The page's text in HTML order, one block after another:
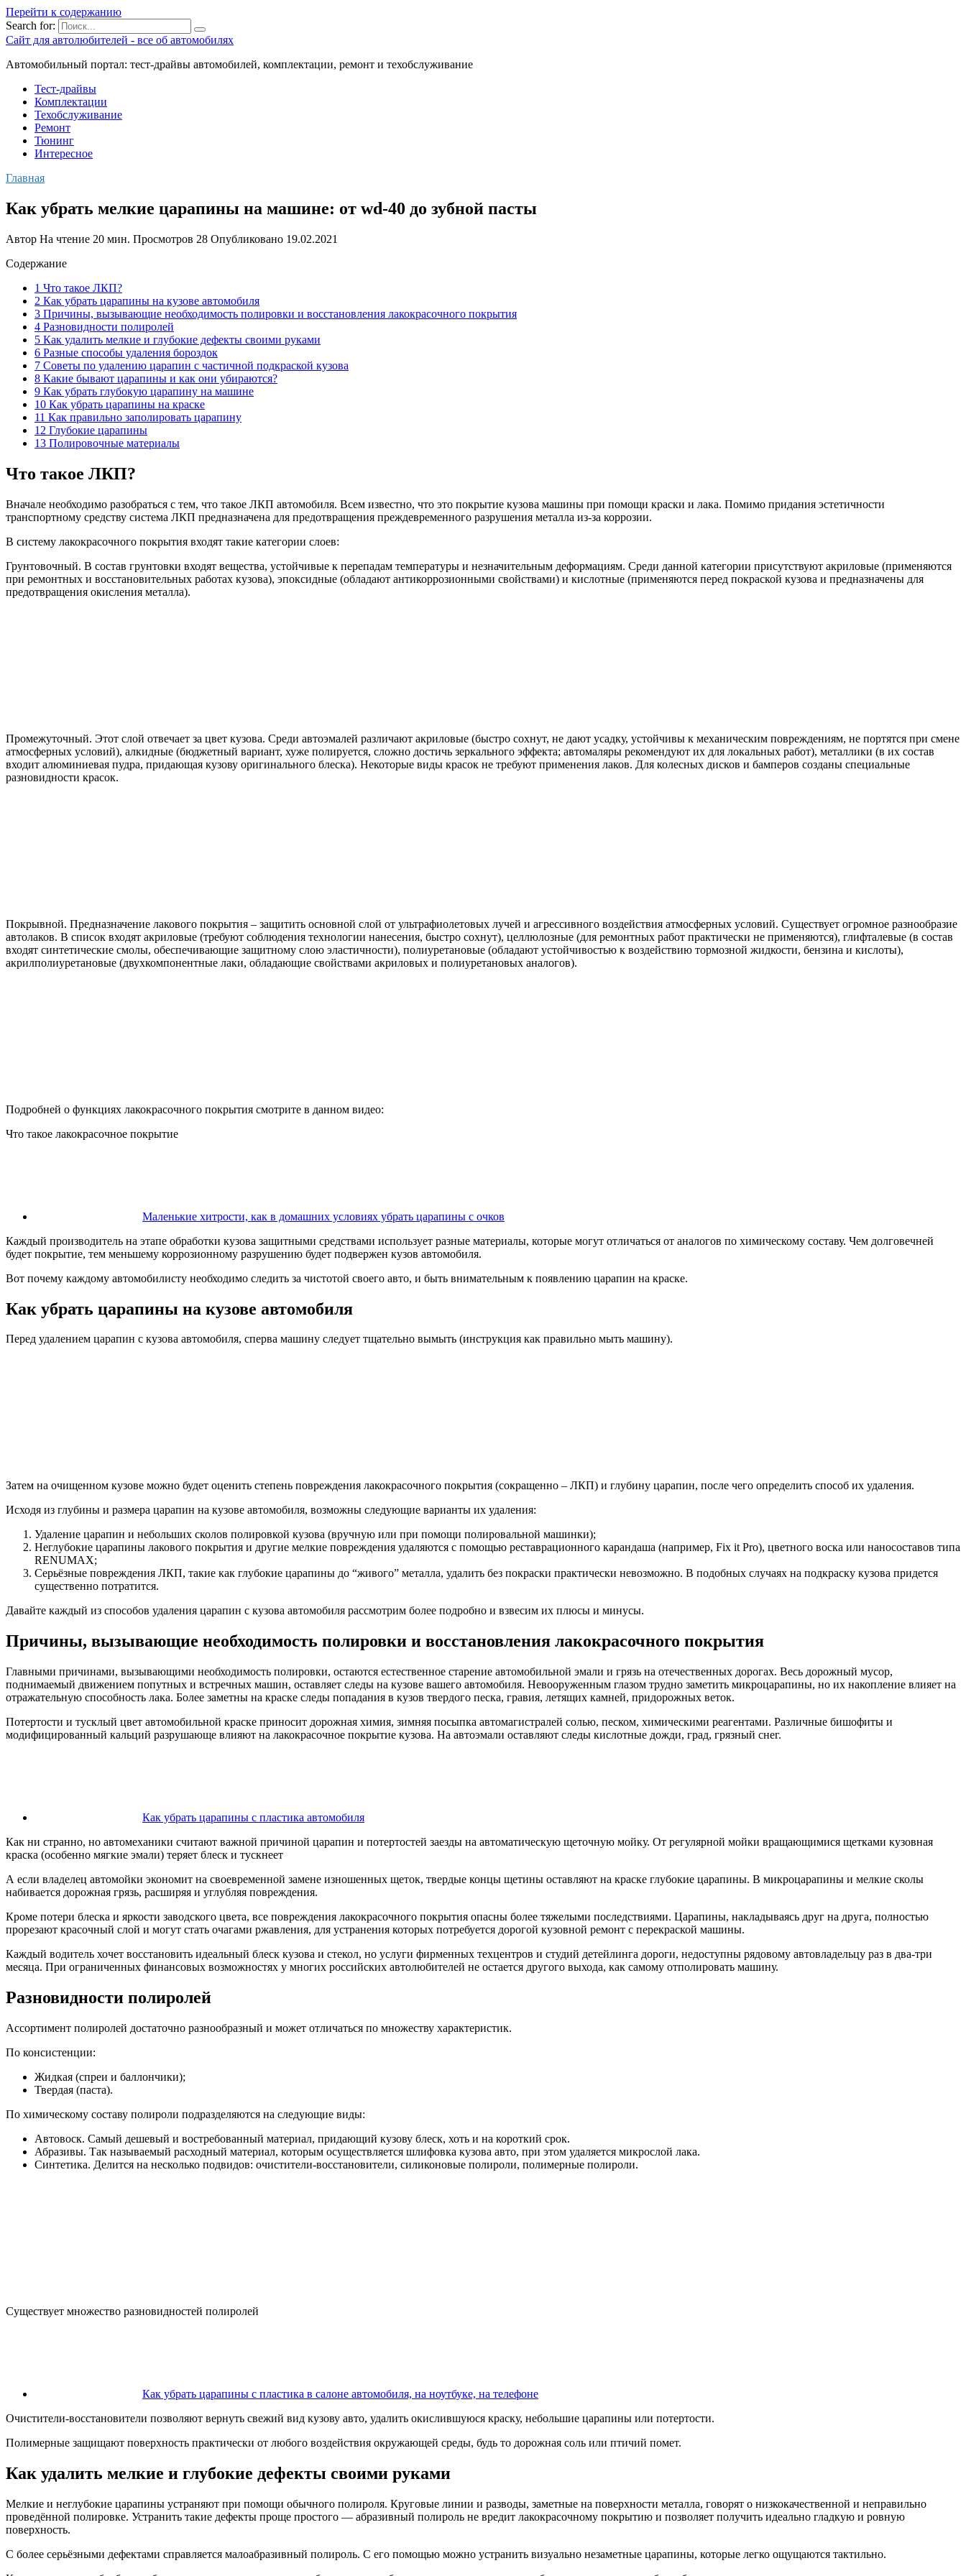
Перейти к содержанию
Search for:
Сайт для автолюбителей - все об автомобилях
Автомобильный портал: тест-драйвы автомобилей, комплектации, ремонт и техобслуживание
Тест-драйвы
Комплектации
Техобслуживание
Ремонт
Тюнинг
Интересное
Главная
Как убрать мелкие царапины на машине: от wd-40 до зубной пасты
Автор На чтение 20 мин. Просмотров 28 Опубликовано 19.02.2021
Содержание
1 Что такое ЛКП?
2 Как убрать царапины на кузове автомобиля
3 Причины, вызывающие необходимость полировки и восстановления лакокрасочного покрытия
4 Разновидности полиролей
5 Как удалить мелкие и глубокие дефекты своими руками
6 Разные способы удаления бороздок
7 Советы по удалению царапин с частичной подкраской кузова
8 Какие бывают царапины и как они убираются?
9 Как убрать глубокую царапину на машине
10 Как убрать царапины на краске
11 Как правильно заполировать царапину
12 Глубокие царапины
13 Полировочные материалы
Что такое ЛКП?
Вначале необходимо разобраться с тем, что такое ЛКП автомобиля. Всем известно, что это покрытие кузова машины при помощи краски и лака. Помимо придания эстетичности
транспортному средству система ЛКП предназначена для предотвращения преждевременного разрушения металла из-за коррозии.
В систему лакокрасочного покрытия входят такие категории слоев:
Грунтовочный. В состав грунтовки входят вещества, устойчивые к перепадам температуры и незначительным деформациям. Среди данной категории присутствуют акриловые (применяются
при ремонтных и восстановительных работах кузова), эпоксидные (обладают антикоррозионными свойствами) и кислотные (применяются перед покраской кузова и предназначены для
предотвращения окисления металла).
Промежуточный. Этот слой отвечает за цвет кузова. Среди автоэмалей различают акриловые (быстро сохнут, не дают усадку, устойчивы к механическим повреждениям, не портятся при смене
атмосферных условий), алкидные (бюджетный вариант, хуже полируется, сложно достичь зеркального эффекта; автомаляры рекомендуют их для локальных работ), металлики (в их состав
входит алюминиевая пудра, придающая кузову оригинального блеска). Некоторые виды красок не требуют применения лаков. Для колесных дисков и бамперов созданы специальные
разновидности красок.
Покрывной. Предназначение лакового покрытия – защитить основной слой от ультрафиолетовых лучей и агрессивного воздействия атмосферных условий. Существует огромное разнообразие
автолаков. В список входят акриловые (требуют соблюдения технологии нанесения, быстро сохнут), целлюлозные (для ремонтных работ практически не применяются), глифталевые (в состав
входят синтетические смолы, обеспечивающие защитному слою эластичности), полиуретановые (обладают устойчивостью к воздействию тормозной жидкости, бензина и кислоты),
акрилполиуретановые (двухкомпонентные лаки, обладающие свойствами акриловых и полиуретановых аналогов).
Подробней о функциях лакокрасочного покрытия смотрите в данном видео:
Что такое лакокрасочное покрытие
Маленькие хитрости, как в домашних условиях убрать царапины с очков
Каждый производитель на этапе обработки кузова защитными средствами использует разные материалы, которые могут отличаться от аналогов по химическому составу. Чем долговечней
будет покрытие, тем меньшему коррозионному разрушению будет подвержен кузов автомобиля.
Вот почему каждому автомобилисту необходимо следить за чистотой своего авто, и быть внимательным к появлению царапин на краске.
Как убрать царапины на кузове автомобиля
Перед удалением царапин с кузова автомобиля, сперва машину следует тщательно вымыть (инструкция как правильно мыть машину).
Затем на очищенном кузове можно будет оценить степень повреждения лакокрасочного покрытия (сокращенно – ЛКП) и глубину царапин, после чего определить способ их удаления.
Исходя из глубины и размера царапин на кузове автомобиля, возможны следующие варианты их удаления:
Удаление царапин и небольших сколов полировкой кузова (вручную или при помощи полировальной машинки);
Неглубокие царапины лакового покрытия и другие мелкие повреждения удаляются с помощью реставрационного карандаша (например, Fix it Pro), цветного воска или наносоставов типа
RENUMAX;
Серьёзные повреждения ЛКП, такие как глубокие царапины до “живого” металла, удалить без покраски практически невозможно. В подобных случаях на подкраску кузова придется
существенно потратится.
Давайте каждый из способов удаления царапин с кузова автомобиля рассмотрим более подробно и взвесим их плюсы и минусы.
Причины, вызывающие необходимость полировки и восстановления лакокрасочного покрытия
Главными причинами, вызывающими необходимость полировки, остаются естественное старение автомобильной эмали и грязь на отечественных дорогах. Весь дорожный мусор,
поднимаемый движением попутных и встречных машин, оставляет следы на кузове вашего автомобиля. Невооруженным глазом трудно заметить микроцарапины, но их накопление влияет на
отражательную способность лака. Более заметны на краске следы попадания в кузов твердого песка, гравия, летящих камней, придорожных веток.
Потертости и тусклый цвет автомобильной краске приносит дорожная химия, зимняя посыпка автомагистралей солью, песком, химическими реагентами. Различные бишофиты и
модифицированный кальций разрушающе влияют на лакокрасочное покрытие кузова. На автоэмали оставляют следы кислотные дожди, град, грязный снег.
Как убрать царапины с пластика автомобиля
Как ни странно, но автомеханики считают важной причиной царапин и потертостей заезды на автоматическую щеточную мойку. От регулярной мойки вращающимися щетками кузовная
краска (особенно мягкие эмали) теряет блеск и тускнеет
А если владелец автомойки экономит на своевременной замене изношенных щеток, твердые концы щетины оставляют на краске глубокие царапины. В микроцарапины и мелкие сколы
набивается дорожная грязь, расширяя и углубляя повреждения.
Кроме потери блеска и яркости заводского цвета, все повреждения лакокрасочного покрытия опасны более тяжелыми последствиями. Царапины, накладываясь друг на друга, полностью
прорезают красочный слой и могут стать очагами ржавления, для устранения которых потребуется дорогой кузовной ремонт с перекраской машины.
Каждый водитель хочет восстановить идеальный блеск кузова и стекол, но услуги фирменных техцентров и студий детейлинга дороги, недоступны рядовому автовладельцу раз в два-три
месяца. При ограниченных финансовых возможностях у многих российских автолюбителей не остается другого выхода, как самому отполировать машину.
Разновидности полиролей
Ассортимент полиролей достаточно разнообразный и может отличаться по множеству характеристик.
По консистенции:
Жидкая (спреи и баллончики);
Твердая (паста).
По химическому составу полироли подразделяются на следующие виды:
Автовоск. Самый дешевый и востребованный материал, придающий кузову блеск, хоть и на короткий срок.
Абразивы. Так называемый расходный материал, которым осуществляется шлифовка кузова авто, при этом удаляется микрослой лака.
Синтетика. Делится на несколько подвидов: очистители-восстановители, силиконовые полироли, полимерные полироли.
Существует множество разновидностей полиролей
Как убрать царапины с пластика в салоне автомобиля, на ноутбуке, на телефоне
Очистители-восстановители позволяют вернуть свежий вид кузову авто, удалить окислившуюся краску, небольшие царапины или потертости.
Полимерные защищают поверхность практически от любого воздействия окружающей среды, будь то дорожная соль или птичий помет.
Как удалить мелкие и глубокие дефекты своими руками
Мелкие и неглубокие царапины устраняют при помощи обычного полироля. Круговые линии и разводы, заметные на поверхности металла, говорят о низкокачественной и неправильно
проведённой полировке. Устранить такие дефекты проще простого — абразивный полироль не вредит лакокрасочному покрытию и позволяет получить идеально гладкую и ровную
поверхность.
С более серьёзными дефектами справляется малоабразивный полироль. С его помощью можно устранить визуально незаметные царапины, которые легко ощущаются тактильно.